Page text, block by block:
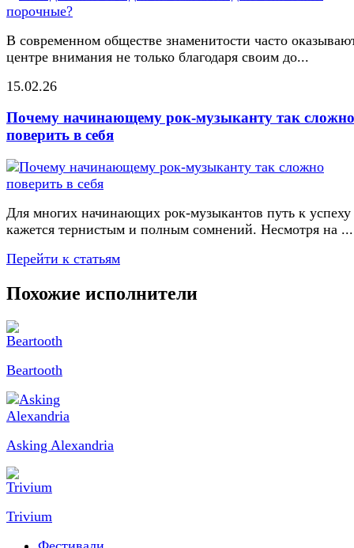
В современном обществе знаменитости часто
центре внимания не только благодаря своим до...
15.02.26
Почему начинающему рок-музыканту так сложно
поверить в себя
Для многих начинающих рок-музыкантов путь к успеху
кажется тернистым и полным сомнений. Несмотря на ...
Перейти к статьям
Похожие исполнители
Beartooth
Asking Alexandria
Trivium